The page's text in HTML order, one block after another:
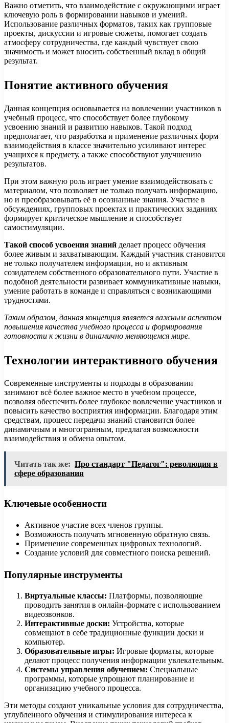
Важно отметить, что взаимодействие с окружающими играет
ключевую роль в формировании навыков и умений.
Использование различных форматов, таких как групповые
проекты, дискуссии и игровые сюжеты, помогает создать
атмосферу сотрудничества, где каждый чувствует свою
значимость и может вносить собственный вклад в общий
результат.
Понятие активного обучения
Данная концепция основывается на вовлечении участников в
учебный процесс, что способствует более глубокому
усвоению знаний и развитию навыков. Такой подход
предполагает, что разработка и применение различных форм
взаимодействия в классе значительно усиливают интерес
учащихся к предмету, а также способствуют улучшению
результатов.
При этом важную роль играет умение взаимодействовать с
материалом, что позволяет не только получать информацию,
но и преобразовывать её в осознанные знания. Участие в
обсуждениях, групповых проектах и практических заданиях
формирует критическое мышление и способствует
самостимуляции.
Такой способ усвоения знаний делает процесс обучения
более живым и захватывающим. Каждый участник становится
не только получателем информации, но и активным
созидателем собственного образовательного пути. Участие в
подобной деятельности развивает коммуникативные навыки,
умение работать в команде и справляться с возникающими
трудностями.
Таким образом, данная концепция является важным аспектом
повышения качества учебного процесса и формирования
готовности к жизни в динамично меняющемся мире.
Технологии интерактивного обучения
Современные инструменты и подходы в образовании
занимают всё более важное место в учебном процессе,
позволяя обеспечить более глубокое вовлечение участников и
повысить качество восприятия информации. Благодаря этим
средствам, процесс передачи знаний становится более
динамичным и многогранным, предлагая возможности
взаимодействия и обмена опытом.
Читать так же: Про стандарт "Педагог": революция в
сфере образования
Ключевые особенности
Активное участие всех членов группы.
Возможность получать мгновенную обратную связь.
Применение современных цифровых технологий.
Создание условий для совместного поиска решений.
Популярные инструменты
Виртуальные классы: Платформы, позволяющие
проводить занятия в онлайн-формате с использованием
видеозвонков.
Интерактивные доски: Устройства, которые
совмещают в себе традиционные функции доски и
компьютер.
Образовательные игры: Игровые форматы, которые
делают процесс получения информации увлекательным.
Системы управления обучением: Специальные
программы, которые упрощают планирование и
организацию учебного процесса.
Эти методы создают уникальные условия для сотрудничества,
углубленного обучения и стимулирования интереса к